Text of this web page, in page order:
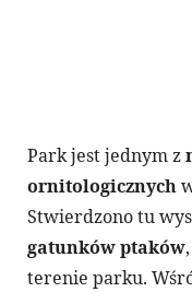
Park jest jednym z
ornitologicznych
Stwierdzono tu
gatunków ptaków
terenie parku.